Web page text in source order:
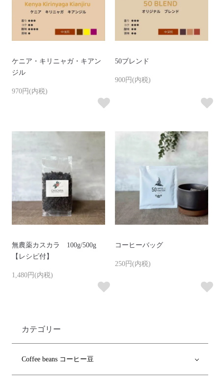
ケニア・キリニャガ・キアン
ジル
970円(内税)
50ブレンド
900円(内税)
無農薬カスカラ 100g/500g
【レシピ付】
1,480円(内税)
コーヒーバッグ
250円(内税)
カテゴリー
Coffee beans コーヒー豆